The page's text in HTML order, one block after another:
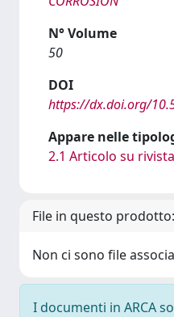
N° Volume
50
DOI
https://dx.doi.org/
Appare nelle
2.1 Articolo su rivista
File in questo prodotto:
Non ci sono file
I documenti in ARCA